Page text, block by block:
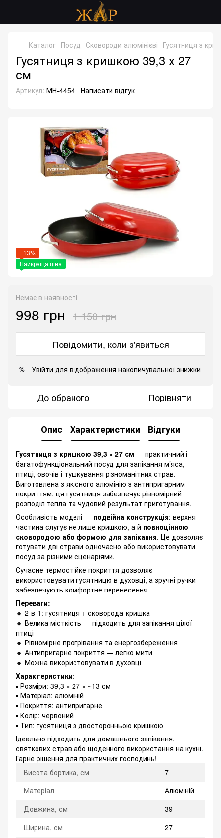
Каталог Посуд Сковороди алюмінієві Гусятниця з
Гусятниця з кришкою 39,3 х 27
см
Артикул: МН-4454 Написати відгук
−13%
Найкраща ціна
Немає в наявності
998 грн 1 150 грн
Повідомити, коли з'явиться
% Увійти для відображення накопичувальної знижки
До обраного Порівняти
Опис Характеристики Відгуки
Гусятниця з кришкою 39,3 × 27 см — практичний і
багатофункціональний посуд для запікання м’яса,
птиці, овочів і тушкування різноманітних страв.
Виготовлена з якісного алюмінію з антипригарним
покриттям, ця гусятниця забезпечує рівномірний
розподіл тепла та чудовий результат приготування.
Особливість моделі — подвійна конструкція: верхня
частина слугує не лише кришкою, а й повноцінною
сковородою або формою для запікання. Це дозволяє
готувати дві страви одночасно або використовувати
посуд за різними сценаріями.
Сучасне термостійке покриття дозволяє
використовувати гусятницю в духовці, а зручні ручки
забезпечують комфортне перенесення.
Переваги:
🔸 2-в-1: гусятниця + сковорода-кришка
🔸 Велика місткість — підходить для запікання цілої
птиці
🔸 Рівномірне прогрівання та енергозбереження
🔸 Антипригарне покриття — легко мити
🔸 Можна використовувати в духовці
Характеристики:
▪️ Розміри: 39,3 × 27 × ~13 см
▪️ Матеріал: алюміній
▪️ Покриття: антипригарне
▪️ Колір: червоний
▪️ Тип: гусятниця з двосторонньою кришкою
Ідеально підходить для домашнього запікання,
святкових страв або щоденного використання на кухні.
Гарне рішення для практичних господинь!
Висота бортика, см
7
Матеріал
Алюміній
Довжина, см
39
Ширина, см
27